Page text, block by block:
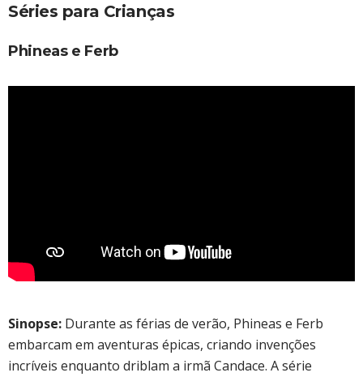
Séries para Crianças
Phineas e Ferb
Sinopse: Durante as férias de verão, Phineas e Ferb
embarcam em aventuras épicas, criando invenções
incríveis enquanto driblam a irmã Candace. A série